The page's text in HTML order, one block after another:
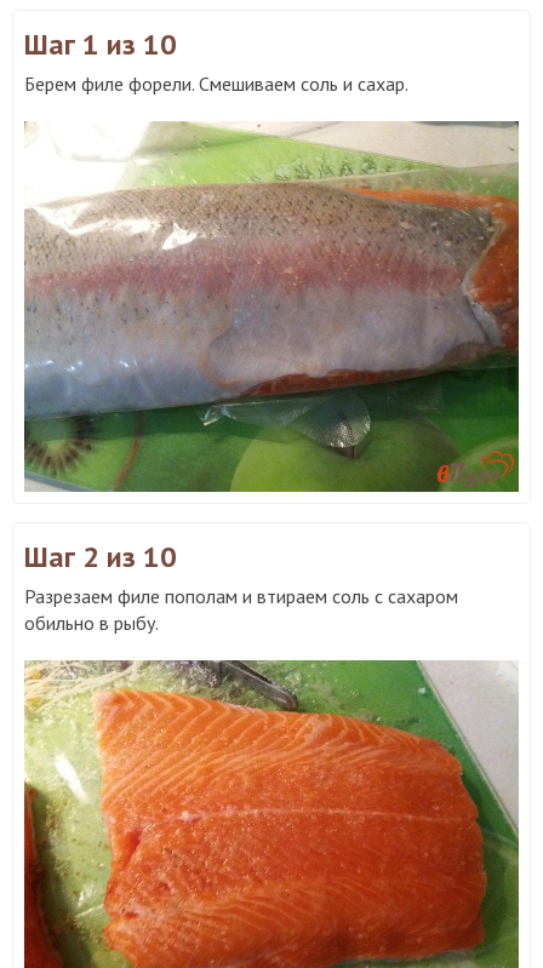
Шаг 1 из 10
Берем филе форели. Смешиваем соль и сахар.
Шаг 2 из 10
Разрезаем филе пополам и втираем соль с сахаром
обильно в рыбу.